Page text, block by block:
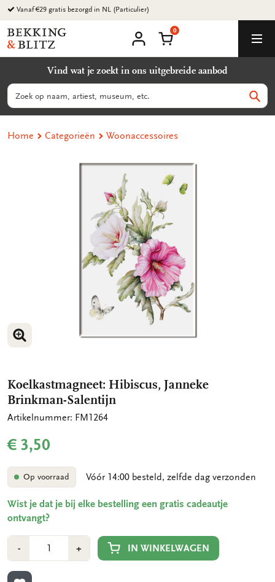
Ga
naar
content
Vanaf €29 gratis bezorgd in NL (Particulier)
Bekking
&
B.V.
account
Winkelmand
0
Vind wat je zoekt in ons uitgebreide aanbod
Zoeken
Home Categorieën Woonaccessoires
VERGROOT AFBEELDING
Koelkastmagneet: Hibiscus, Janneke
Brinkman-Salentijn
Artikelnummer: FM1264
€ 3,50
Op voorraad Vóór 14:00 besteld, zelfde dag verzonden
Wist je dat je bij elke bestelling een gratis cadeautje
ontvangt?
-Min
1
+Plus
1
IN WINKELWAGEN